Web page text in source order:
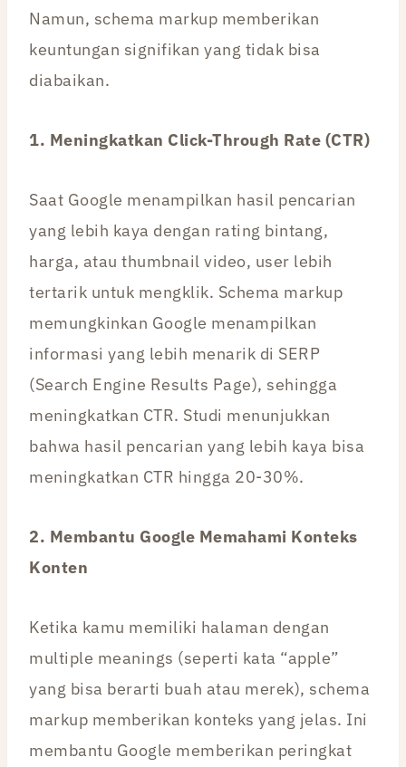
Namun, schema markup memberikan
keuntungan signifikan yang tidak bisa
diabaikan.
1. Meningkatkan Click-Through Rate (CTR)
Saat Google menampilkan hasil pencarian
yang lebih kaya dengan rating bintang,
harga, atau thumbnail video, user lebih
tertarik untuk mengklik. Schema markup
memungkinkan Google menampilkan
informasi yang lebih menarik di SERP
(Search Engine Results Page), sehingga
meningkatkan CTR. Studi menunjukkan
bahwa hasil pencarian yang lebih kaya bisa
meningkatkan CTR hingga 20-30%.
2. Membantu Google Memahami Konteks
Konten
Ketika kamu memiliki halaman dengan
multiple meanings (seperti kata “apple”
yang bisa berarti buah atau merek), schema
markup memberikan konteks yang jelas. Ini
membantu Google memberikan peringkat